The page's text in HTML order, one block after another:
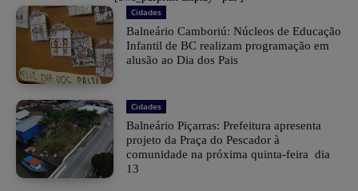
Cidades
Balneário Camboriú: Núcleos de Educação
Infantil de BC realizam programação em
alusão ao Dia dos Pais
Cidades
Balneário Piçarras: Prefeitura apresenta
projeto da Praça do Pescador à
comunidade na próxima quinta-feira dia
13